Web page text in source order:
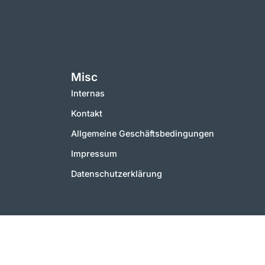
Misc
Internas
Kontakt
Allgemeine Geschäftsbedingungen
Impressum
Datenschutzerklärung